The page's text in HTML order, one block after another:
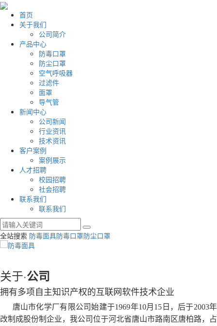
首页
关于我们
公司简介
产品中心
防毒口罩
防尘口罩
空气呼吸器
过滤件
面罩
导气管
新闻中心
公司新闻
行业资讯
技术资讯
客户案例
案例展示
人才招聘
校园招聘
社会招聘
联系我们
联系我们
全站搜索 防毒面具防毒口罩防尘口罩
关于·公司
拥有多项自主知识产权的互联网软件技术企业
唐山市化学厂有限公司始建于1969年10月15日，后于2003年
改制成股份制企业，我公司位于河北省唐山市路南区唐柏路，占